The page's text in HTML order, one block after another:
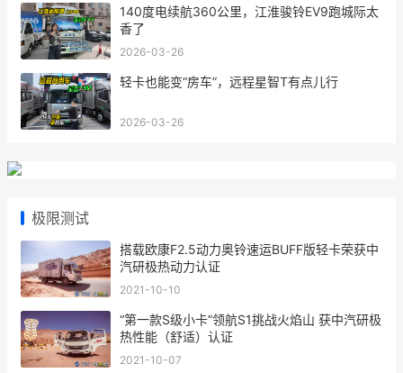
140度电续航360公里，江淮骏铃EV9跑城际太
香了
2026-03-26
轻卡也能变“房车”，远程星智T有点儿行
2026-03-26
极限测试
搭载欧康F2.5动力奥铃速运BUFF版轻卡荣获中
汽研极热动力认证
2021-10-10
“第一款S级小卡”领航S1挑战火焰山 获中汽研极
热性能（舒适）认证
2021-10-07